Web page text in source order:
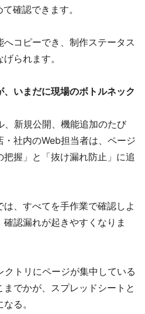
確認できます。
コピーでき、制作ステータス
られます。
いまだに現場のボトルネック
、新規公開、機能追加のたび
社内のWeb担当者は、ページ
握」と「抜け漏れ防止」に追
、すべてを手作業で確認しよ
認漏れが起きやすくなりま
トリにページが集中している
でかが、スプレッドシートと
る。